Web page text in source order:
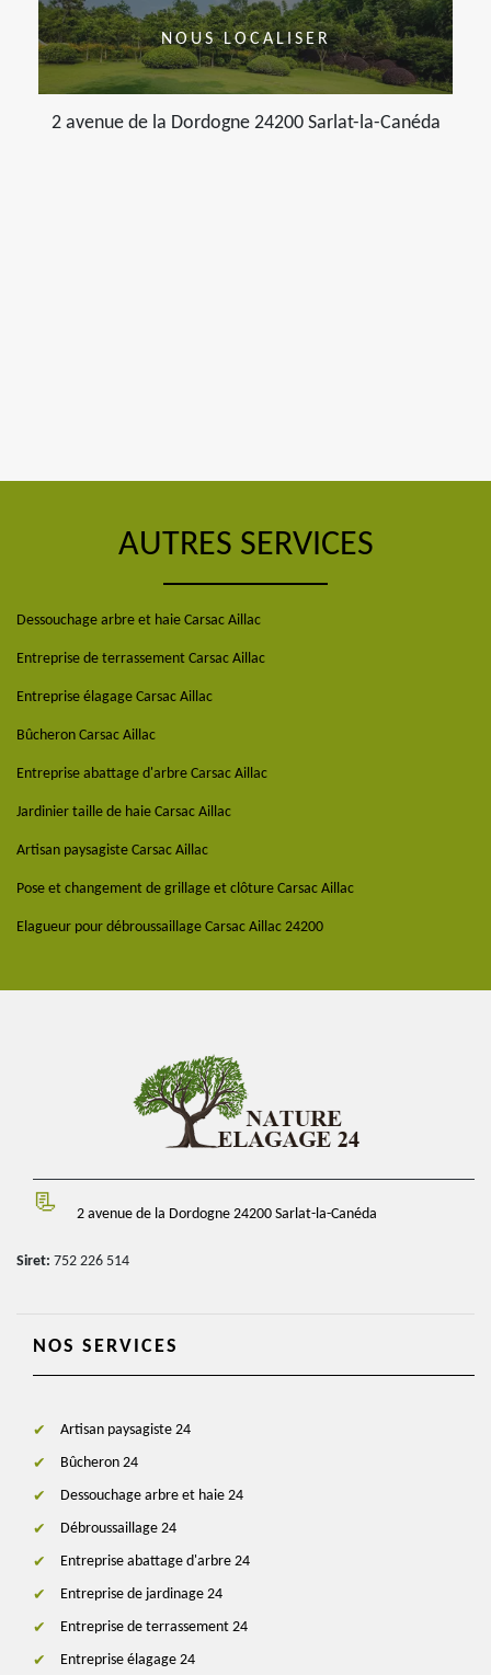
NOUS LOCALISER
2 avenue de la Dordogne 24200 Sarlat-la-Canéda
AUTRES SERVICES
Dessouchage arbre et haie Carsac Aillac
Entreprise de terrassement Carsac Aillac
Entreprise élagage Carsac Aillac
Bûcheron Carsac Aillac
Entreprise abattage d'arbre Carsac Aillac
Jardinier taille de haie Carsac Aillac
Artisan paysagiste Carsac Aillac
Pose et changement de grillage et clôture Carsac Aillac
Elagueur pour débroussaillage Carsac Aillac 24200
2 avenue de la Dordogne 24200 Sarlat-la-Canéda
Siret: 752 226 514
NOS SERVICES
Artisan paysagiste 24
Bûcheron 24
Dessouchage arbre et haie 24
Débroussaillage 24
Entreprise abattage d'arbre 24
Entreprise de jardinage 24
Entreprise de terrassement 24
Entreprise élagage 24